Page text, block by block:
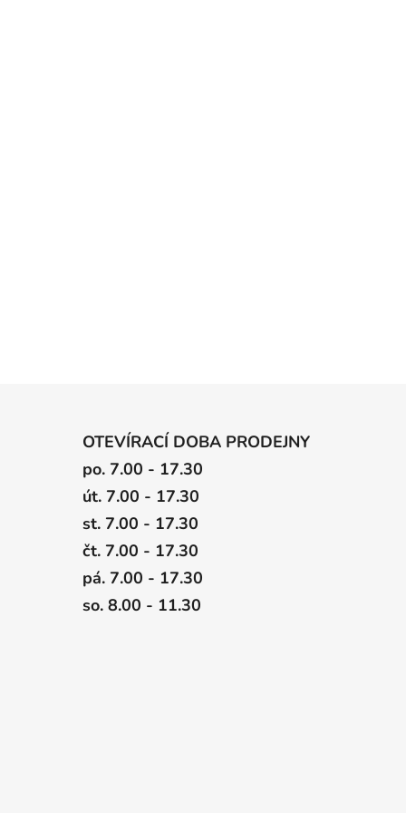
OTEVÍRACÍ DOBA PRODEJNY
po. 7.00 - 17.30
út. 7.00 - 17.30
st. 7.00 - 17.30
čt. 7.00 - 17.30
pá. 7.00 - 17.30
so. 8.00 - 11.30